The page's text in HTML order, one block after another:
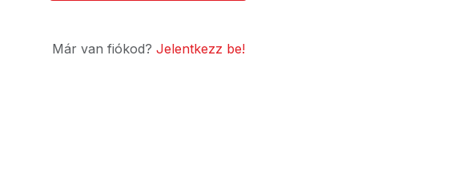
Már van fiókod? Jelentkezz be!